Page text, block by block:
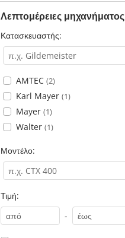
Λεπτομέρειες μηχανήματος
Κατασκευαστής:
AMTEC (2)
Karl Mayer (1)
Mayer (1)
Walter (1)
Μοντέλο:
Τιμή:
-